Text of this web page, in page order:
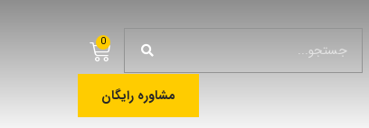
0
مشاوره رایگان